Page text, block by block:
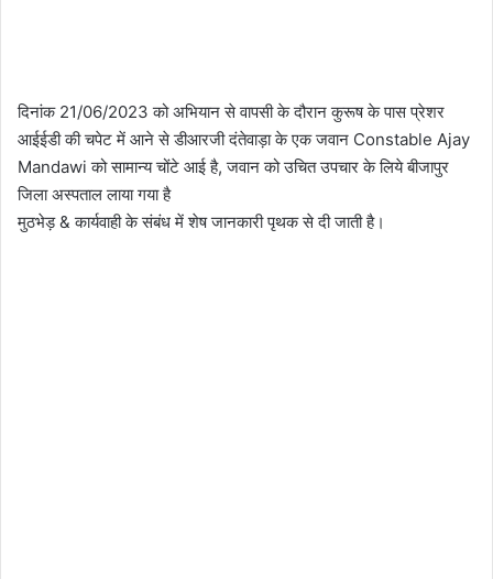
दिनांक 21/06/2023 को अभियान से वापसी के दौरान कुरूष के पास प्रेशर
आईईडी की चपेट में आने से डीआरजी दंतेवाड़ा के एक जवान Constable Ajay
Mandawi को सामान्य चोंटे आई है, जवान को उचित उपचार के लिये बीजापुर
जिला अस्पताल लाया गया है
मुठभेड़ & कार्यवाही के संबंध में शेष जानकारी पृथक से दी जाती है।